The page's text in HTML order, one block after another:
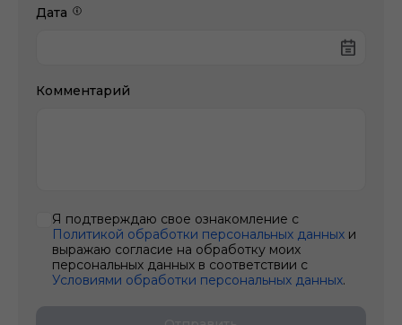
Дата
Комментарий
Я подтверждаю свое ознакомление с
Политикой обработки персональных данных и
выражаю согласие на обработку моих
персональных данных в соответствии с
Условиями обработки персональных данных.